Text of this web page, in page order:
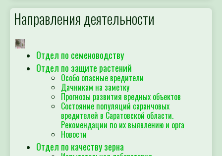
Направления деятельности
Отдел по семеноводству
Отдел по защите растений
Особо опасные вредители
Дачникам на заметку
Прогнозы развития вредных объектов
Состояние популяций саранчовых
вредителей в Саратовской области.
Рекомендации по их выявлению и орга
Новости
Отдел по качеству зерна